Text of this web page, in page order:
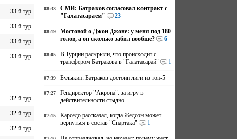
33-й тур
33-й тур
33-й тур
33-й тур
32-й тур
32-й тур
32-й тур
08:33
СМИ: Батраков согласовал контракт с
"Галатасараем"
23
08:19
Мостовой о Джон Джоне: у меня под 180
голов, а он сколько забил вообще?
6
08:05
В Турции раскрыли, что происходит с
трансфером Батракова в "Галатасарай"
1
07:39 Булыкин: Батраков достоин лиги из топ-5
07:27
Гендиректор "Акрона": за игру в
действительности стыдно
07:15
Карседо рассказал, когда Жедсон может
вернуться в состав "Спартака"
1